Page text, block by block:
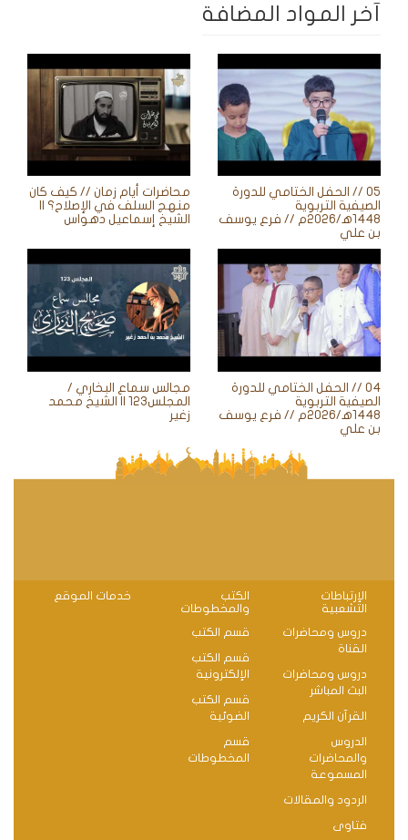
آخر المواد المضافة
محاضرات أيام زمان // كيف كان
منهج السلف في الإصلاح؟ ||
الشيخ إسماعيل دهواس
05 // الحفل الختامي للدورة
الصيفية التربوية
1448ه‍/2026م // فرع يوسف
بن علي
مجالس سماع البخاري /
المجلس123 || الشيخ محمد
زغير
04 // الحفل الختامي للدورة
الصيفية التربوية
1448ه‍/2026م // فرع يوسف
بن علي
الإرتباطات
التشعبية
دروس ومحاضرات
القناة
دروس ومحاضرات
البث المباشر
القرآن الكريم
الدروس
والمحاضرات
المسموعة
الردود والمقالات
فتاوى
الكتب
والمخطوطات
قسم الكتب
قسم الكتب
الإلكترونية
قسم الكتب
الضوئية
قسم
المخطوطات
خدمات الموقع